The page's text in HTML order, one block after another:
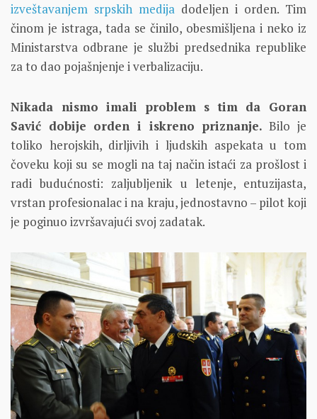
izveštavanjem srpskih medija dodeljen i orden. Tim
činom je istraga, tada se činilo, obesmišljena i neko iz
Ministarstva odbrane je službi predsednika republike
za to dao pojašnjenje i verbalizaciju.
Nikada nismo imali problem s tim da Goran
Savić dobije orden i iskreno priznanje. Bilo je
toliko herojskih, dirljivih i ljudskih aspekata u tom
čoveku koji su se mogli na taj način istaći za prošlost i
radi budućnosti: zaljubljenik u letenje, entuzijasta,
vrstan profesionalac i na kraju, jednostavno – pilot koji
je poginuo izvršavajući svoj zadatak.